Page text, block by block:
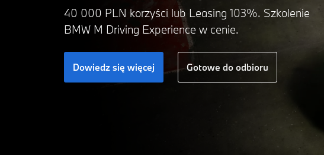
40 000 PLN korzyści lub Leasing 103%. Szkolenie
BMW M Driving Experience w cenie.
Dowiedz się więcej Gotowe do odbioru